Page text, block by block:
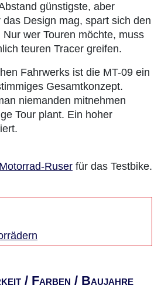
günstigste, aber
Design mag, spart sich den
wer Touren möchte, muss
teuren Tracer greifen.
Fahrwerks ist die MT-09 ein
Gesamtkonzept.
niemanden mitnehmen
Tour plant. Ein hoher
Motorrad-Ruser für das Testbike.
/ Farben / Baujahre